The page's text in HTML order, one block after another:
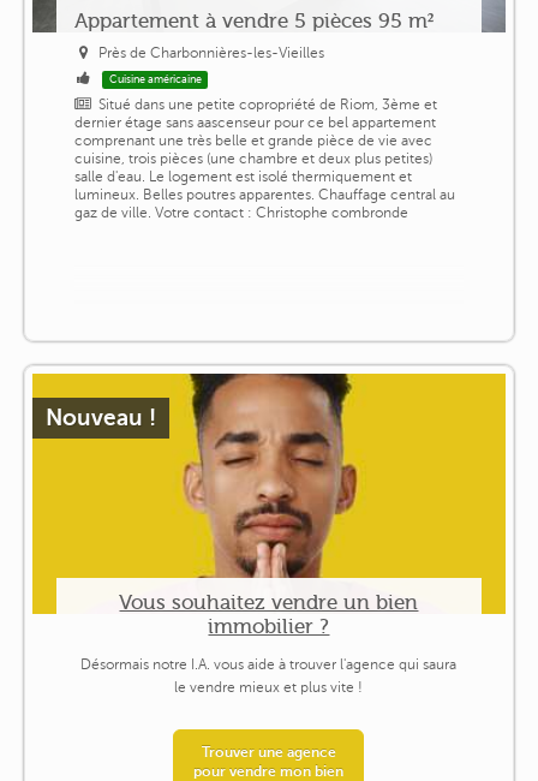
Appartement à vendre 5 pièces 95 m²
Près de Charbonnières-les-Vieilles
Cuisine américaine
Situé dans une petite copropriété de Riom, 3ème et
dernier étage sans aascenseur pour ce bel appartement
comprenant une très belle et grande pièce de vie avec
cuisine, trois pièces (une chambre et deux plus petites)
salle d'eau. Le logement est isolé thermiquement et
lumineux. Belles poutres apparentes. Chauffage central au
gaz de ville. Votre contact : Christophe combronde
Nouveau !
Vous souhaitez vendre un bien
immobilier ?
Désormais notre I.A. vous aide à trouver l'agence qui saura
le vendre mieux et plus vite !
Trouver une agence
pour vendre mon bien